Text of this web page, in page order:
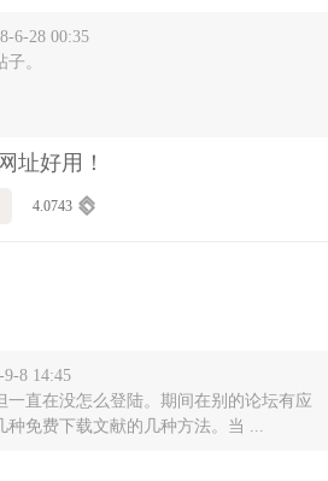
6-28 00:35
。
址好用！
4.0743
8 14:45
一直在没怎么登陆。期间在别的论坛有应
种免费下载文献的几种方法。当 ...